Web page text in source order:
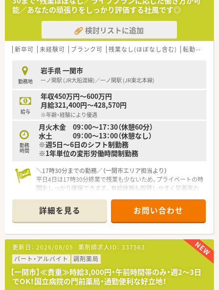
【求人情報について】
■今回は正社員としての勤務薬剤師の募集でありご経験やスキ
ルに応じて年収400万円から550万円の提示となります。
■原則として転居を伴うような全国転勤はなく住み慣れた地域
で腰を据えて長期的なキャリアを築きたい方に最適です。
があり年末年始や慶弔休暇などもしっかり取得可能です。
【想定されるキャリアイメージ】
■定期的なフィードバック面談を通じてご自身の目標達成状況
を確認し着実にステップアップを図ることができる制度です。
■現場での経験を積んだ後はご希望や適性に応じて管理薬剤師
やエリアマネージャーなど責任ある役職への挑戦も可能です。
■社内学術大会の開催や日本薬剤師学術大会への参加支援など
継続的な学習をサポートする体制があり専門性を高められま
す。
能／あなたの頑張りをしっかり評価する社風です◎
検討リストに追加
新卒可 未経験可 ブランク可 残業なし(ほぼなし含む) 転勤なし
勤務地
岩手県 一関市
一ノ関駅 (JR大船渡線)／一ノ関駅 (JR東北本線)
給与
年収450万円～600万円
月給321,400円～428,570円
※年齢・経験により優遇
勤務
時間
月火木金 09：00～17：30（休憩60分）
水土 09：00～13：00（休憩なし）
※週5日～6日のシフト制勤務
※1年単位の変形労働時間制勤務
＼17時30分までの勤務／（一関市エリア担当より）
平日4日は17時30分終業で残業も少ないため、プライベートの時
間をしっかり確保できます。有給休暇も取得しやすく定着率の
＊------------------------------------------＊
【店舗情報と応需状況について】
■JR大船渡線およびJR東北本線の一ノ関駅から車で8分ほどの
場所に位置しお車での通勤に大変便利な調剤薬局です。
■近隣医療機関から内科や消化器科や小児科などの処方箋を1日
あたり50枚から60枚程度応需して地域医療に貢献しています。
■現在は常勤薬剤師が2名と医療事務スタッフが2名在籍してお
り協力しながら日々の調剤業務や患者様対応を行っておりま
す。
詳細を見る お問い合わせ
更新日： 2026/08/05 薬剤師求人ID： 337563
パート・アルバイト
調剤薬局
【一関市】≪貴重≫時給3,000円・午前時間帯のみ・週2～3日
でOK！国立病院の門前薬局・通勤便利な好立地！